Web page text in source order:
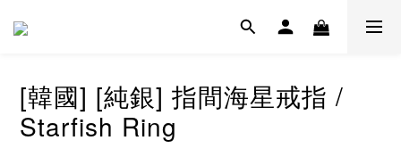
[韓國] [純銀] 指間海星戒指 /
Starfish Ring